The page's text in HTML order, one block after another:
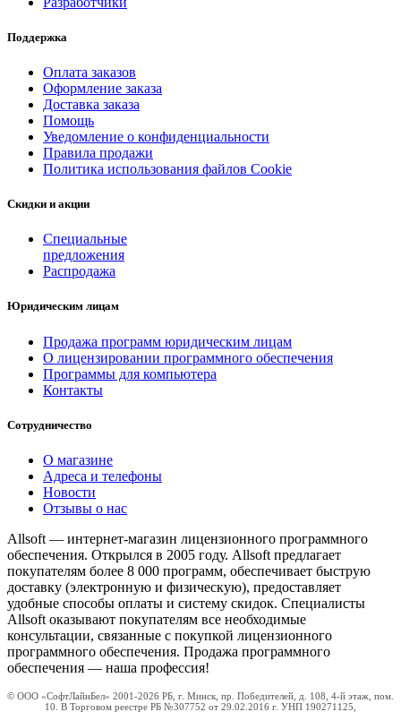
Поддержка
Оплата заказов
Оформление заказа
Доставка заказа
Помощь
Уведомление о конфиденциальности
Правила продажи
Политика использования файлов Cookie
Скидки и акции
Специальные
предложения
Распродажа
Юридическим лицам
Продажа программ юридическим лицам
О лицензировании программного обеспечения
Программы для компьютера
Контакты
Сотрудничество
О магазине
Адреса и телефоны
Новости
Отзывы о нас
Allsoft — интернет-магазин лицензионного программного
обеспечения. Открылся в 2005 году. Allsoft предлагает
покупателям более 8 000 программ, обеспечивает быструю
доставку (электронную и физическую), предоставляет
удобные способы оплаты и систему скидок. Специалисты
Allsoft оказывают покупателям все необходимые
консультации, связанные с покупкой лицензионного
программного обеспечения. Продажа программного
обеспечения — наша профессия!
© ООО «СофтЛайнБел» 2001-2026 РБ, г. Минск, пр. Победителей, д. 108, 4-й этаж, пом.
10. В Торговом реестре РБ №307752 от 29.02.2016 г. УНП 190271125,